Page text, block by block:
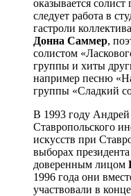
оказывается
следует работа в
гастроли
Донна Саммер,
солистом
группы и хиты
например песню
группы «Сладкий
В 1993 году Андрей
Ставропольского
искусств при
выборах
доверенным лицом
1996 года они
участвовали в